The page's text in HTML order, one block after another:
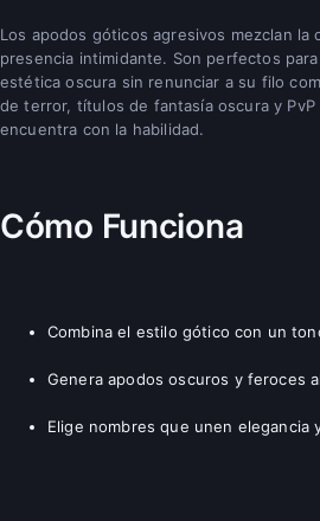
Los apodos góticos agresivos mezclan la
presencia intimidante. Son perfectos
estética oscura sin renunciar a su filo
de terror, títulos de fantasía oscura y
encuentra con la habilidad.
Cómo Funciona
Combina el estilo gótico con un
Genera apodos oscuros y feroces
Elige nombres que unen elegancia